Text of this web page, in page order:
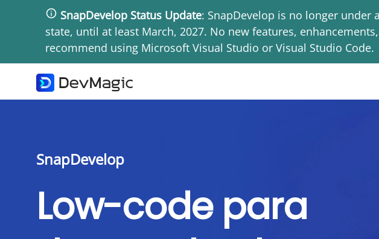
principal
SnapDevelop Status Update: SnapDevelop is no longer
state, until at least March, 2027. No new features,
recommend using Microsoft Visual Studio or Visual Studio Code.
SnapDevelop
Low-code para